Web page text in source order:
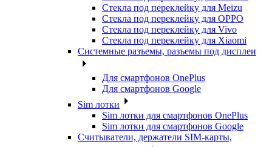
Стекла под переклейку для Meizu
Стекла под переклейку для OPPO
Стекла под переклейку для Vivo
Стекла под переклейку для Xiaomi
Системные разъемы, разъемы под дисплеи
Для смартфонов OnePlus
Для смартфонов Google
Sim лотки
Sim лотки для смартфонов OnePlus
Sim лотки для смартфонов Google
Считыватели, держатели SIM-карты,